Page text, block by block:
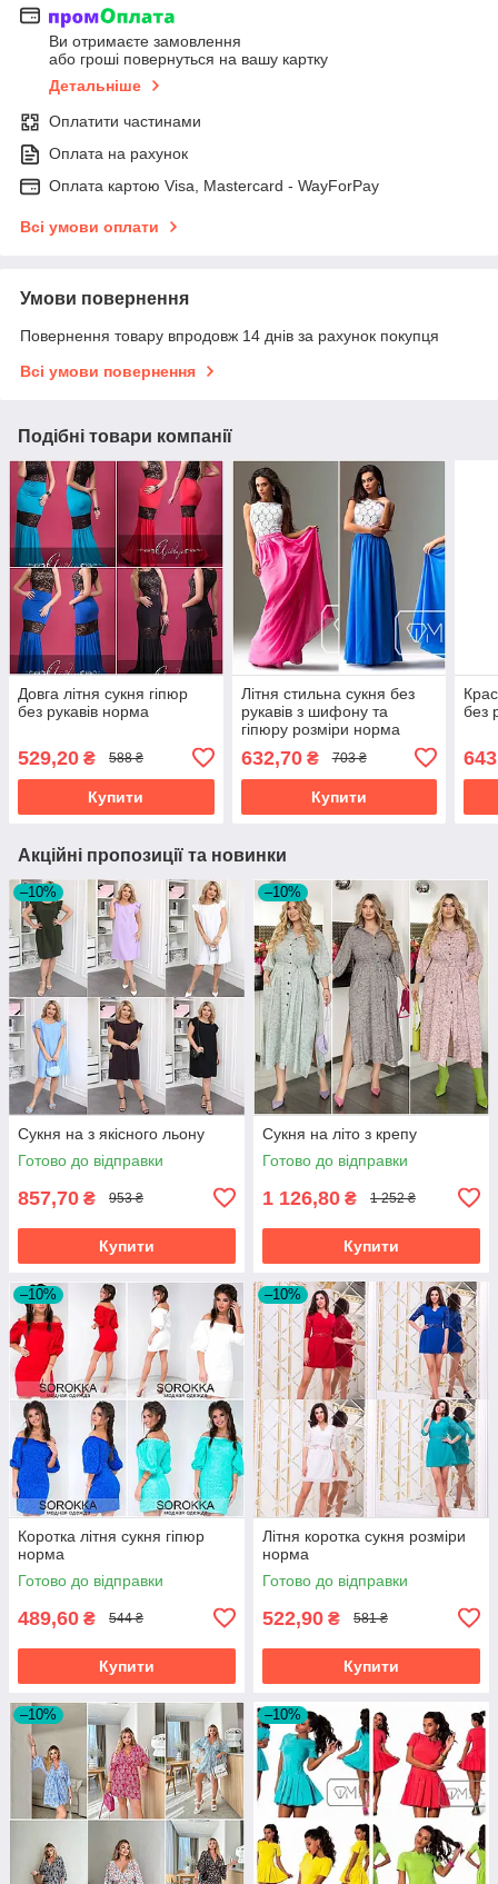
Ви отримаєте замовлення
або гроші повернуться на вашу картку
Детальніше
Оплатити частинами
Оплата на рахунок
Оплата картою Visa, Mastercard - WayForPay
Всі умови оплати
Умови повернення
Повернення товару впродовж 14 днів за рахунок покупця
Всі умови повернення
Подібні товари компанії
Довга літня сукня гіпюр
без рукавів норма
529,20 ₴ 588 ₴
Купити
Літня стильна сукня без
рукавів з шифону та
гіпюру розміри норма
632,70₴ 703 ₴
Купити
без
Акційні пропозиції та новинки
–10%
Сукня на з якісного льону
Готово до відправки
857,70 ₴ 953 ₴
Купити
–10%
Сукня на літо з крепу
Готово до відправки
1 126,80 ₴ 1 252 ₴
Купити
–10%
Коротка літня сукня гіпюр
норма
Готово до відправки
489,60 ₴ 544 ₴
Купити
–10%
Літня коротка сукня розміри
норма
Готово до відправки
522,90 ₴ 581 ₴
Купити
–10% –10%